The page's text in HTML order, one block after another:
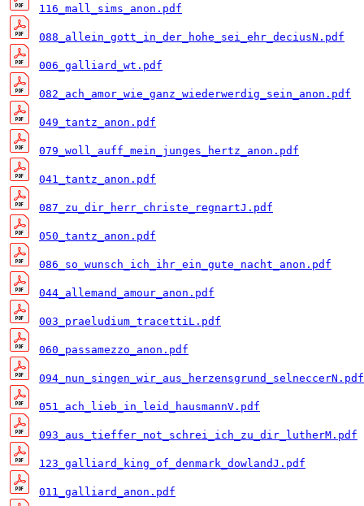
116_mall_sims_anon.pdf
088_allein_gott_in_der_hohe_sei_ehr_deciusN.pdf
006_galliard_wt.pdf
082_ach_amor_wie_ganz_wiederwerdig_sein_anon.pdf
049_tantz_anon.pdf
079_woll_auff_mein_junges_hertz_anon.pdf
041_tantz_anon.pdf
087_zu_dir_herr_christe_regnartJ.pdf
050_tantz_anon.pdf
086_so_wunsch_ich_ihr_ein_gute_nacht_anon.pdf
044_allemand_amour_anon.pdf
003_praeludium_tracettiL.pdf
060_passamezzo_anon.pdf
094_nun_singen_wir_aus_herzensgrund_selneccerN.pdf
051_ach_lieb_in_leid_hausmannV.pdf
093_aus_tieffer_not_schrei_ich_zu_dir_lutherM.pdf
123_galliard_king_of_denmark_dowlandJ.pdf
011_galliard_anon.pdf